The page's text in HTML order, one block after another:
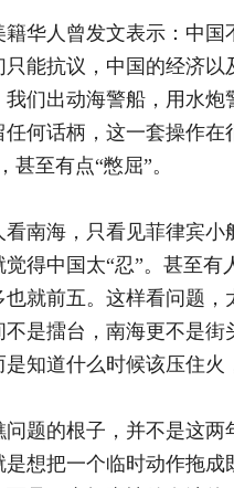
籍华人曾发文表示：中国
只能抗议，中国的经济
我们出动海警船，用水
任何话柄，这一套操作
甚至有点“憋屈”。
看南海，只看见菲律宾
觉得中国太“忍”。甚至
也就前五。这样看问题
不是擂台，南海更不是
是知道什么时候该压住火
问题的根子，并不是这两
是想把一个临时动作拖